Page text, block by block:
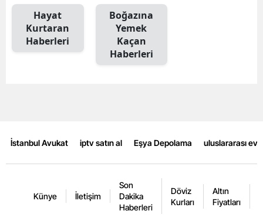
Kocaeli
Konya
Kütahya
Muğla
Muş
Hayat
Kurtaran
Haberleri
Boğazına
Yemek
Kaçan
Haberleri
İstanbul Avukat iptv satın al Eşya Depolama uluslararası
Künye İletişim
Son
Dakika
Haberleri
Döviz
Kurları
Altın
Fiyatları